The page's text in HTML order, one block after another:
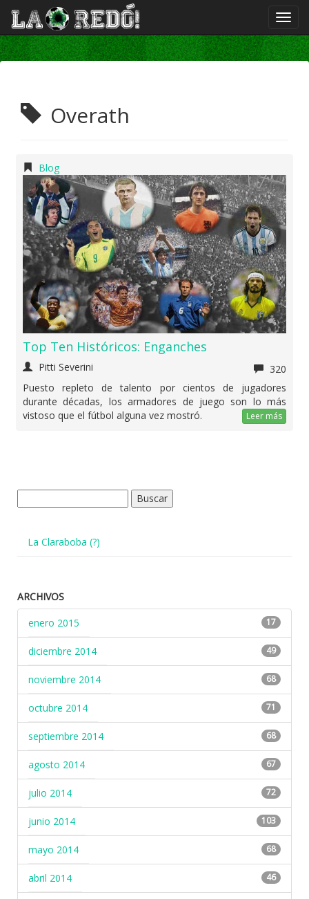
Overath
Blog
Top Ten Históricos: Enganches
Pitti Severini
320
Puesto repleto de talento por cientos de jugadores
durante décadas, los armadores de juego son lo más
vistoso que el fútbol alguna vez mostró.
Leer más
La Claraboba (?)
ARCHIVOS
enero 2015
17
diciembre 2014 49
noviembre 2014 68
octubre 2014 71
septiembre 2014 68
agosto 2014 67
julio 2014 72
junio 2014 103
mayo 2014 68
abril 2014 46